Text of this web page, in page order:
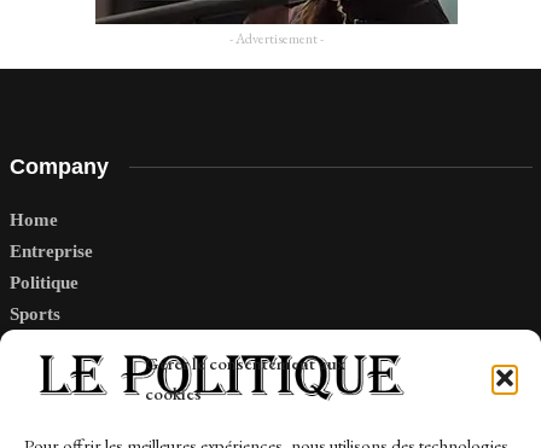
Gérer le consentement aux
cookies
- Advertisement -
Company
Home
Entreprise
Politique
Sports